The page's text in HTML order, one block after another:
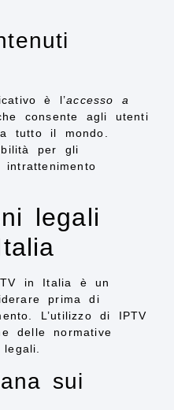
è l’accesso a
consente agli utenti
tutto il mondo.
per gli
legali
in Italia è un
prima di
L’utilizzo di IPTV
delle normative
sui